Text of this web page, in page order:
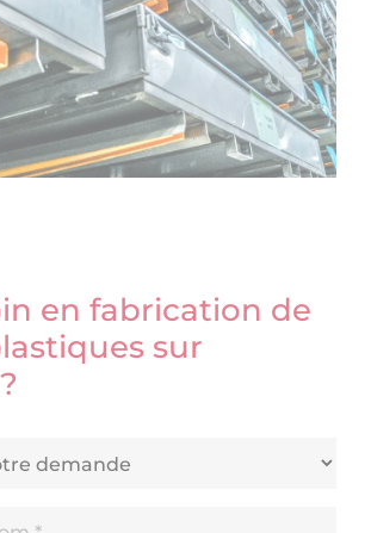
en fabrication de
sur